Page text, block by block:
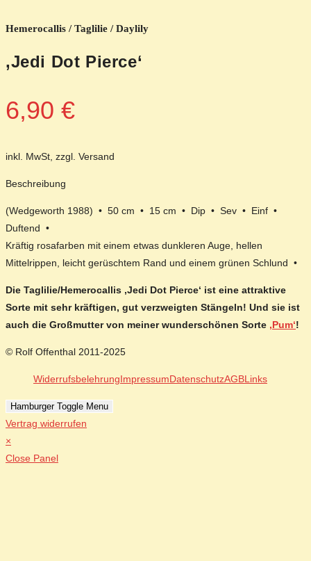
Hemerocallis / Taglilie / Daylily
‚Jedi Dot Pierce‘
6,90 €
inkl. MwSt, zzgl. Versand
Beschreibung
(Wedgeworth 1988) • 50 cm • 15 cm • Dip • Sev • Einf •
Duftend •
Kräftig rosafarben mit einem etwas dunkleren Auge, hellen
Mittelrippen, leicht gerüschtem Rand und einem grünen Schlund •
Die Taglilie/Hemerocallis ‚Jedi Dot Pierce‘ ist eine attraktive
Sorte mit sehr kräftigen, gut verzweigten Stängeln! Und sie ist
auch die Großmutter von meiner wunderschönen Sorte ‚Pum‘!
© Rolf Offenthal 2011-2025
WiderrufsbelehrungImpressumDatenschutzAGBLinks
Hamburger Toggle Menu
Vertrag widerrufen
×
Close Panel